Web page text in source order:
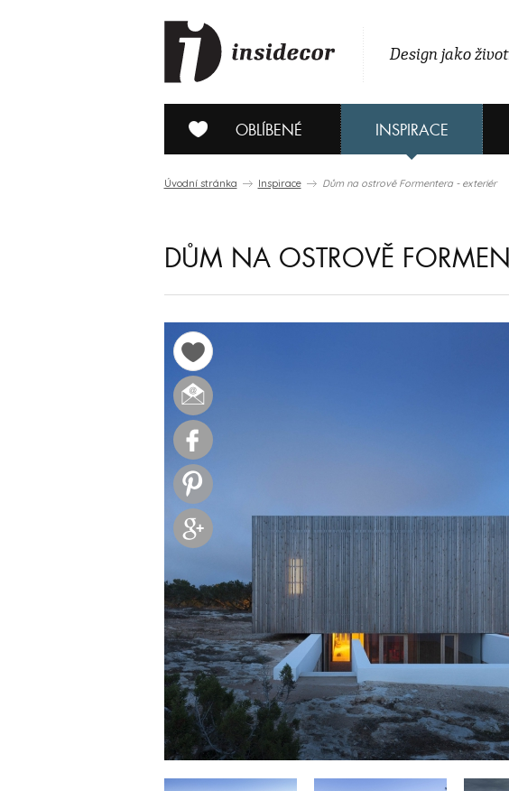
Design jako
OBLÍBENÉ INSPIRACE
Úvodní stránka Inspirace Dům na ostrově Formentera - exteriér
DŮM NA OSTROVĚ